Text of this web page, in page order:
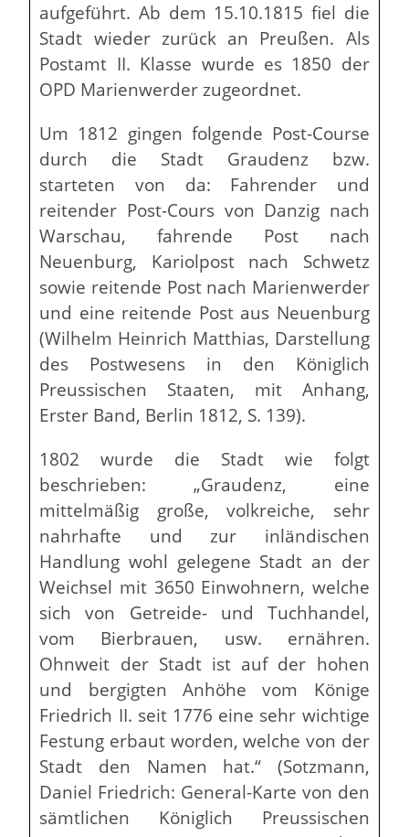
aufgeführt. Ab dem 15.10.1815 fiel die
Stadt wieder zurück an Preußen. Als
Postamt II. Klasse wurde es 1850 der
OPD Marienwerder zugeordnet.
Um 1812 gingen folgende Post-Course
durch die Stadt Graudenz bzw.
starteten von da: Fahrender und
reitender Post-Cours von Danzig nach
Warschau, fahrende Post nach
Neuenburg, Kariolpost nach Schwetz
sowie reitende Post nach Marienwerder
und eine reitende Post aus Neuenburg
(Wilhelm Heinrich Matthias, Darstellung
des Postwesens in den Königlich
Preussischen Staaten, mit Anhang,
Erster Band, Berlin 1812, S. 139).
1802 wurde die Stadt wie folgt
beschrieben: „Graudenz, eine
mittelmäßig große, volkreiche, sehr
nahrhafte und zur inländischen
Handlung wohl gelegene Stadt an der
Weichsel mit 3650 Einwohnern, welche
sich von Getreide- und Tuchhandel,
vom Bierbrauen, usw. ernähren.
Ohnweit der Stadt ist auf der hohen
und bergigten Anhöhe vom Könige
Friedrich II. seit 1776 eine sehr wichtige
Festung erbaut worden, welche von der
Stadt den Namen hat.“ (Sotzmann,
Daniel Friedrich: General-Karte von den
sämtlichen Königlich Preussischen